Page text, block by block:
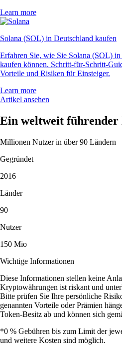
Learn more
Solana (SOL) in Deutschland kaufen
Erfahren Sie, wie Sie Solana (SOL)
kaufen können. Schritt-für-Schritt-
Vorteile und Risiken für Einsteiger.
Learn more
Artikel ansehen
Ein weltweit
Millionen Nutzer in über 90 Ländern
Gegründet
2016
Länder
90
Nutzer
150 Mio
Wichtige Informationen
Diese Informationen stellen keine
Kryptowährungen ist riskant und
Bitte prüfen Sie Ihre persönliche
genannten Vorteile oder Prämien
Token-Besitz ab und können sich
*0 % Gebühren bis zum Limit der
und weitere Kosten sind möglich.